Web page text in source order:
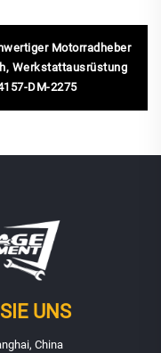
Motorradheber
Werkstattausrüstung
DM-2275
UNS
China